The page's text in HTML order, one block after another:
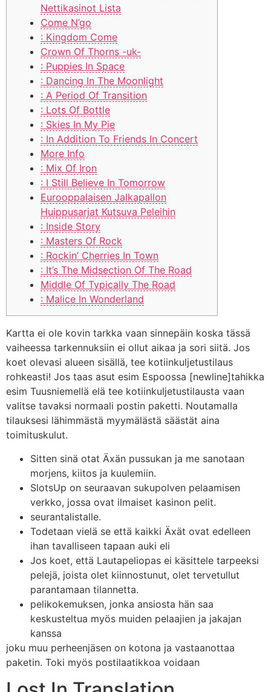
Nettikasinot Lista
Come N’go
: Kingdom Come
Crown Of Thorns -uk-
: Puppies In Space
: Dancing In The Moonlight
: A Period Of Transition
: Lots Of Bottle
: Skies In My Pie
: In Addition To Friends In Concert
More Info
: Mix Of Iron
: I Still Believe In Tomorrow
Eurooppalaisen Jalkapallon
Huippusarjat Kutsuva Peleihin
: Inside Story
: Masters Of Rock
: Rockin’ Cherries In Town
: It’s The Midsection Of The Road
Middle Of Typically The Road
: Malice In Wonderland
Kartta ei ole kovin tarkka vaan sinnepäin koska tässä
vaiheessa tarkennuksiin ei ollut aikaa ja sori siitä. Jos
koet olevasi alueen sisällä, tee kotiinkuljetustilaus
rohkeasti! Jos taas asut esim Espoossa [newline]tahikka
esim Tuusniemellä elä tee kotiinkuljetustilausta vaan
valitse tavaksi normaali postin paketti. Noutamalla
tilauksesi lähimmästä myymälästä säästät aina
toimituskulut.
Sitten sinä otat Äxän pussukan ja me sanotaan
morjens, kiitos ja kuulemiin.
SlotsUp on seuraavan sukupolven pelaamisen
verkko, jossa ovat ilmaiset kasinon pelit.
seurantalistalle.
Todetaan vielä se että kaikki Äxät ovat edelleen
ihan tavalliseen tapaan auki eli
Jos koet, että Lautapeliopas ei käsittele tarpeeksi
pelejä, joista olet kiinnostunut, olet tervetullut
parantamaan tilannetta.
pelikokemuksen, jonka ansiosta hän saa
keskusteltua myös muiden pelaajien ja jakajan
kanssa
joku muu perheenjäsen on kotona ja vastaanottaa
paketin. Toki myös postilaatikkoa voidaan